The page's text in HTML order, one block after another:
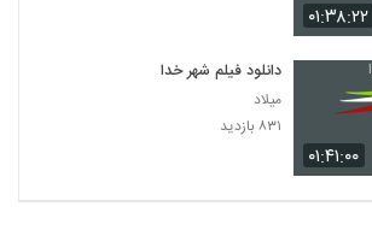
۰۱:۳۸:۲۲
۰۱:۴۱:۰۰
دانلود فیلم شهر خدا
میلاد
۸۳۱ بازدید